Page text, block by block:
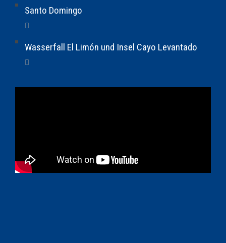
Santo Domingo
Wasserfall El Limón und Insel Cayo Levantado